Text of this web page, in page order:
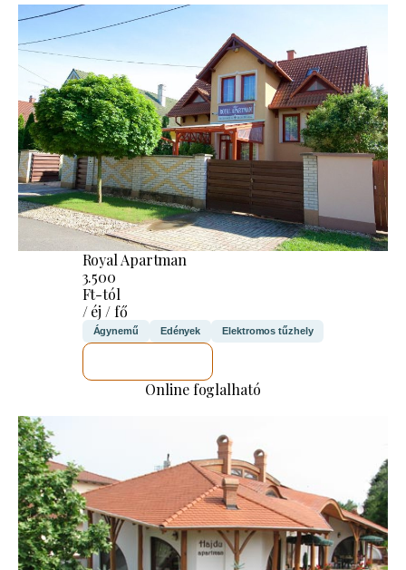
Royal Apartman
3.500
Ft-tól
/ éj / fő
Ágynemű Edények Elektromos tűzhely
Online foglalható